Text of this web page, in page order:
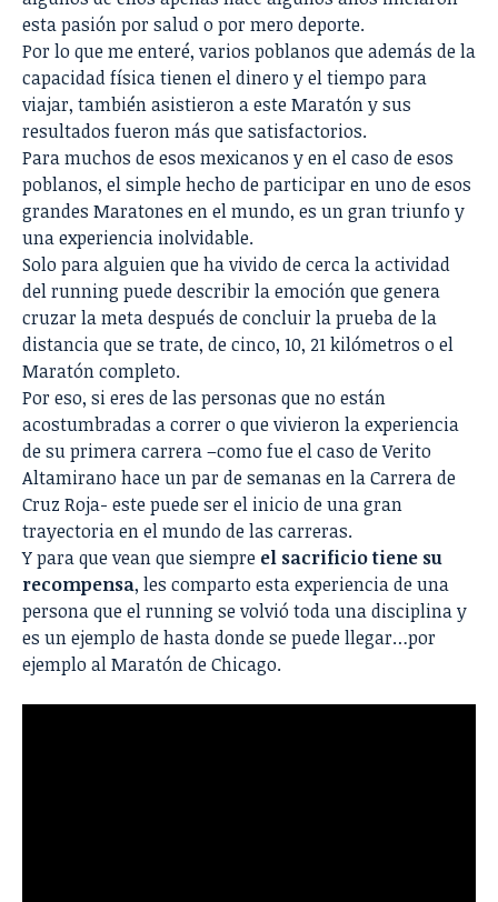
esta pasión por salud o por mero deporte.
Por lo que me enteré, varios poblanos que además de la
capacidad física tienen el dinero y el tiempo para
viajar, también asistieron a este Maratón y sus
resultados fueron más que satisfactorios.
Para muchos de esos mexicanos y en el caso de esos
poblanos, el simple hecho de participar en uno de esos
grandes Maratones en el mundo, es un gran triunfo y
una experiencia inolvidable.
Solo para alguien que ha vivido de cerca la actividad
del running puede describir la emoción que genera
cruzar la meta después de concluir la prueba de la
distancia que se trate, de cinco, 10, 21 kilómetros o el
Maratón completo.
Por eso, si eres de las personas que no están
acostumbradas a correr o que vivieron la experiencia
de su primera carrera –como fue el caso deVerito
Altamirano hace un par de semanas en la Carrera de
Cruz Roja- este puede ser el inicio de una gran
trayectoria en el mundo de las carreras.
Y para que vean que siempre el sacrificio tiene su
recompensa, les comparto esta experiencia de una
persona que el running se volvió toda una disciplina y
es un ejemplo de hasta donde se puede llegar…por
ejemplo al Maratón de Chicago.